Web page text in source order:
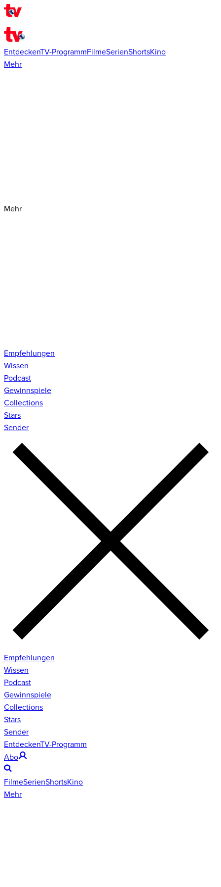
EntdeckenTV-ProgrammFilmeSerienShortsKino
Mehr
Mehr
Empfehlungen
Wissen
Podcast
Gewinnspiele
Collections
Stars
Sender
Empfehlungen
Wissen
Podcast
Gewinnspiele
Collections
Stars
Sender
EntdeckenTV-Programm
Abo
FilmeSerienShortsKino
Mehr